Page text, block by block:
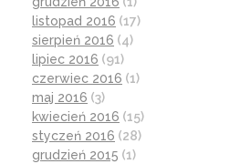
listopad 2016 (17)
sierpień 2016 (4)
lipiec 2016 (91)
czerwiec 2016 (1)
maj 2016 (3)
kwiecień 2016 (15)
styczeń 2016 (28)
grudzień 2015 (1)